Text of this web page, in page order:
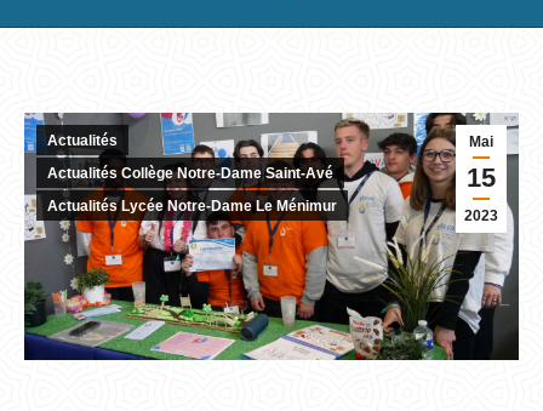
Mai
15
2023
Actualités
Actualités Collège Notre-Dame Saint-Avé
Actualités Lycée Notre-Dame Le Ménimur